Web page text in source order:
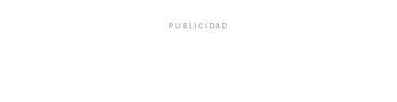
PUBLICIDAD